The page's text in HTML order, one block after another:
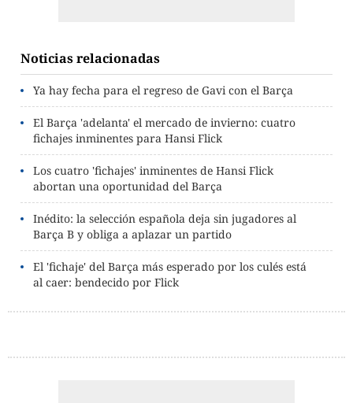
Noticias relacionadas
Ya hay fecha para el regreso de Gavi con el Barça
El Barça 'adelanta' el mercado de invierno: cuatro
fichajes inminentes para Hansi Flick
Los cuatro 'fichajes' inminentes de Hansi Flick
abortan una oportunidad del Barça
Inédito: la selección española deja sin jugadores al
Barça B y obliga a aplazar un partido
El 'fichaje' del Barça más esperado por los culés está
al caer: bendecido por Flick